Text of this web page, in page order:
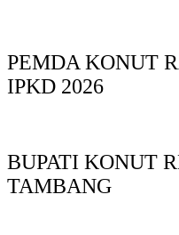
PEMDA KONUT
IPKD 2026
BUPATI KONUT
TAMBANG